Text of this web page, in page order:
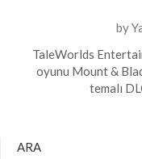
on
21
by
TaleWorlds
oyunu Mount &
temalı
ARA